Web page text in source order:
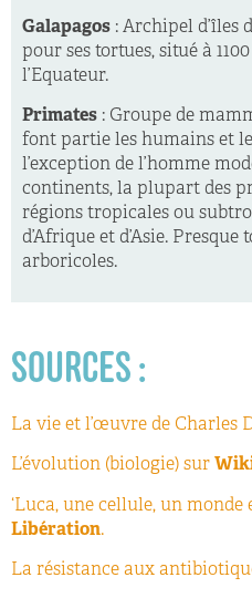
Galapagos : Archipel d’îles
pour ses tortues, situé à
l’Equateur.
Primates : Groupe de
font partie les humains et
l’exception de l’homme
continents, la plupart des
régions tropicales ou
d’Afrique et d’Asie.
arboricoles.
SOURCES :
La vie et l’œuvre de Charles
L’évolution (biologie) sur
‘Luca, une cellule, un monde
Libération.
La résistance aux